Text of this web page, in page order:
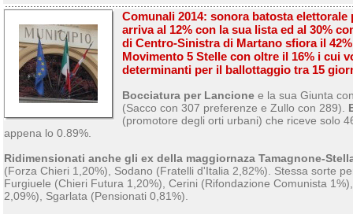
Comunali 2014: sonora batosta elettorale
arriva al 12% con la sua lista ed al 30%
di Centro-Sinistra di Martano sfiora il
Movimento 5 Stelle con oltre il 16% i cui
determinanti per il ballottaggio tra 15
Bocciatura per Lancione e la sua Giunta
(Sacco con 307 preferenze e Zullo con 289).
(promotore degli orti urbani) che riceve solo
appena lo 0.89%.
Ridimensionati anche gli ex della maggiornaza Tamagnone-
(Forza Chieri 1,20%), Sodano (Fratelli d'Italia 2,82%). Stessa sorte
Furgiuele (Chieri Futura 1,20%), Cerini (Rifondazione Comunista
2,09%), Sgarlata (Pensionati 0,81%).